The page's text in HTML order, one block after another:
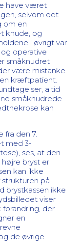
have været
selvom det
om en
knude, og
i øvrigt var
operative
småknudret
være mistanke
kræftpatient.
altid
småknudrede
kan
fra den 7.
med 3-
ses, at den
bryst er
kan ikke
på
brystkassen ikke
viser
der
en
de øvrige